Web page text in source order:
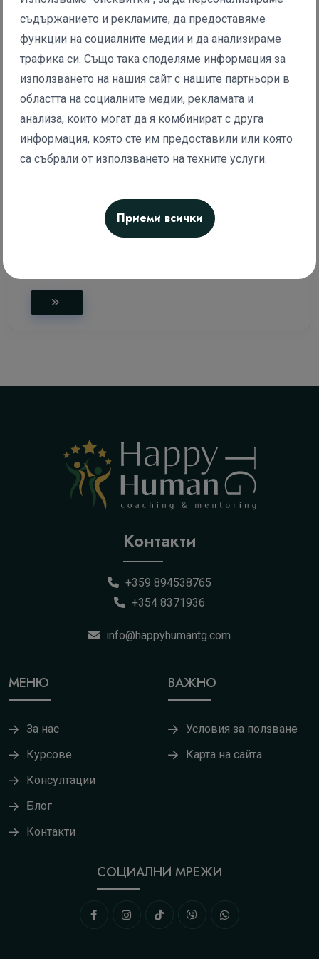
200.00 €300.00 €
391.17 лв586.75 лв
Уверено презентиране
Контакти
+359 894538765
+354 8371936
info@happyhumantg.com
МЕНЮ
За нас
Курсове
Консултации
Блог
Контакти
ВАЖНО
Условия за ползване
Карта на сайта
СОЦИАЛНИ МРЕЖИ
съдържанието и рекламите, да предоставяме
функции на социалните медии и да анализираме
трафика си. Също така споделяме информация за
използването на нашия сайт с нашите партньори в
областта на социалните медии, рекламата и
анализа, които могат да я комбинират с друга
информация, която сте им предоставили или която
са събрали от използването на техните услуги.
Приеми всички